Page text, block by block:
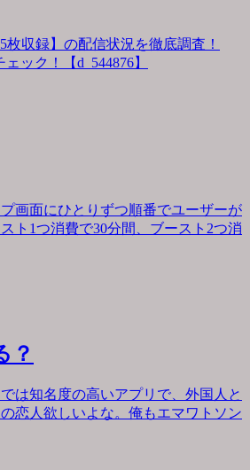
収録】の配信状況を徹底調査！
ック！【d_544876】
画面にひとりずつ順番でユーザーが
ト1つ消費で30分間、ブースト2つ消
？
は知名度の高いアプリで、外国人と
恋人欲しいよな。俺もエマワトソン